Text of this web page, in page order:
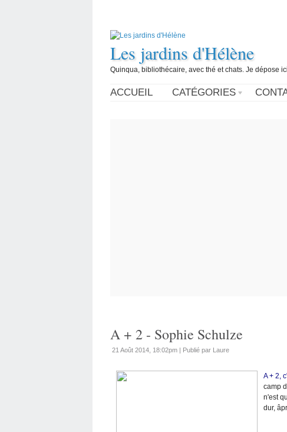
Les jardins d'Hélène
Quinqua, bibliothécaire, avec thé et chats. Je dépose
ACCUEIL CATÉGORIES
A + 2 - Sophie Schulze
21 Août 2014, 18:02pm | Publié par Laure
A + 2,
camp
n'est
dur,